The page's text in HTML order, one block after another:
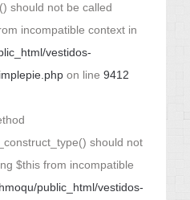
should not be called
incompatible context in
vestidos-
on line 9412
should not
$this from incompatible
public_html/vestidos-